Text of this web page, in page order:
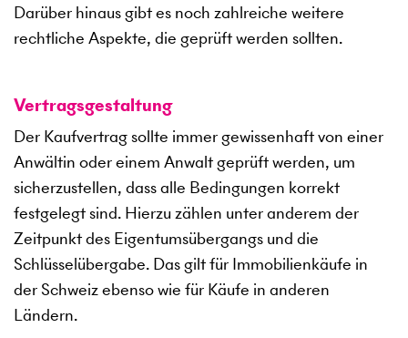
Darüber hinaus gibt es noch zahlreiche weitere
rechtliche Aspekte, die geprüft werden sollten.
Vertragsgestaltung
Der Kaufvertrag sollte immer gewissenhaft von einer
Anwältin oder einem Anwalt geprüft werden, um
sicherzustellen, dass alle Bedingungen korrekt
festgelegt sind. Hierzu zählen unter anderem der
Zeitpunkt des Eigentumsübergangs und die
Schlüsselübergabe. Das gilt für Immobilienkäufe in
der Schweiz ebenso wie für Käufe in anderen
Ländern.